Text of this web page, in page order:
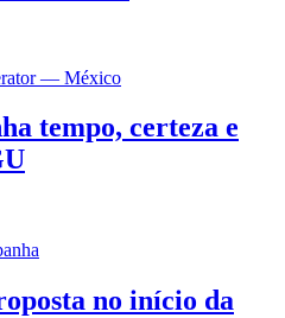
— México
tempo, certeza e
no início da